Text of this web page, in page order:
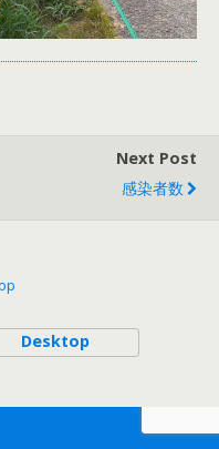
Next Post
感染者数
Desktop